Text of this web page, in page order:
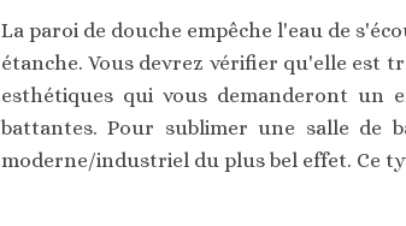
La paroi de douche empêche l'eau de
étanche. Vous devrez vérifier qu'elle est
esthétiques qui vous demanderont un
battantes. Pour sublimer une salle de
moderne/industriel du plus bel effet. Ce